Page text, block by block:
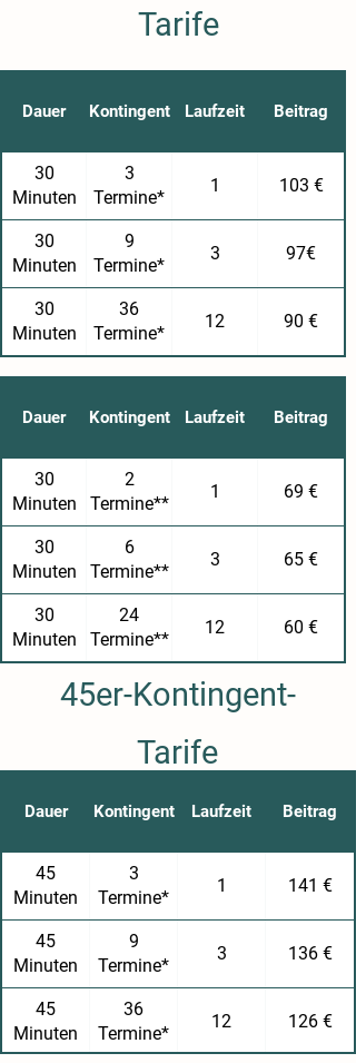
Tarife
Dauer Kontingent Laufzeit Beitrag
30
Minuten
3
Termine*
1 103 €
30
Minuten
9
Termine*
3 97€
30
Minuten
36
Termine*
12 90 €
Dauer Kontingent Laufzeit Beitrag
30
Minuten
2
Termine**
1 69 €
30
Minuten
6
Termine**
3 65 €
30
Minuten
24
Termine**
12 60 €
45er-Kontingent-
Tarife
Dauer Kontingent Laufzeit Beitrag
45
Minuten
3
Termine*
1 141 €
45
Minuten
9
Termine*
3 136 €
45
Minuten
36
Termine*
12 126 €